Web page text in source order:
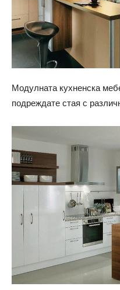
Модулната кухненска
подреждате стая с